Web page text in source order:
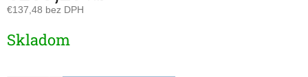
€137,48 bez DPH
cena:
Skladom